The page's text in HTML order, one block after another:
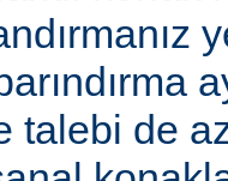
talebi de